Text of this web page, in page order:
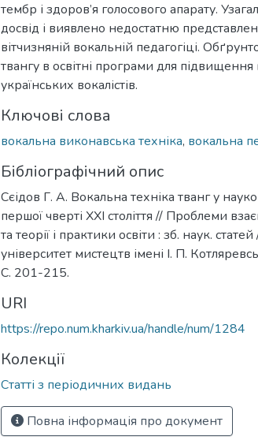
тембр і здоров’я голосового апарату.
досвід і виявлено недостатню
вітчизняній вокальній педагогіці.
твангу в освітні програми для
українських вокалістів.
Ключові слова
вокальна виконавська техніка, вокальна
Бібліографічний опис
Сєідов Г. А. Вокальна техніка тванг у
першої чверті ХХІ століття // Проблеми
та теорії і практики освіти : зб. наук.
університет мистецтв імені І. П.
С. 201-215.
URI
https://repo.num.kharkiv.ua/handle/num/1284
Колекції
Статті з періодичних видань
Повна інформація про документ